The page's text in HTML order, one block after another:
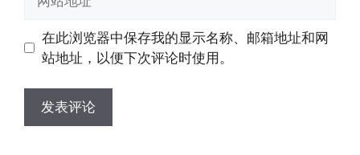
址
址
在此浏览器中保存我的显示名称、邮箱地址和网
站地址，以便下次评论时使用。